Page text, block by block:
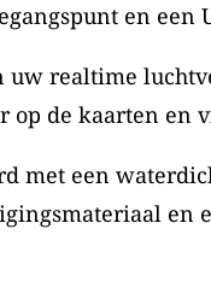
en een
uw realtime
de kaarten en
met een
en